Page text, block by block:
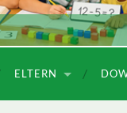
ELTERN